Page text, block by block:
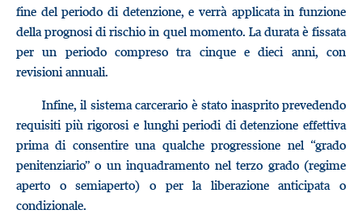
fine del periodo di detenzione, e verrà applicata in funzione
della prognosi di rischio in quel momento. La durata è fissata
per un periodo compreso tra cinque e dieci anni, con
revisioni annuali.
Infine, il sistema carcerario è stato inasprito prevedendo
requisiti più rigorosi e lunghi periodi di detenzione effettiva
prima di consentire una qualche progressione nel “grado
penitenziario” o un inquadramento nel terzo grado (regime
aperto o semiaperto) o per la liberazione anticipata o
condizionale.